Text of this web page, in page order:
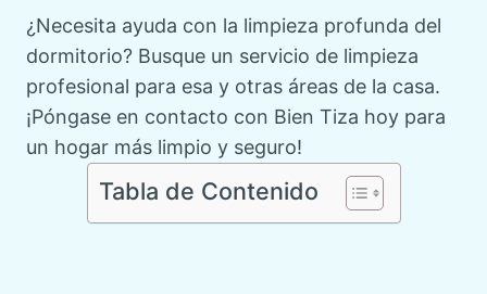
¿Necesita ayuda con la limpieza profunda del
dormitorio? Busque un servicio de limpieza
profesional para esa y otras áreas de la casa.
¡Póngase en contacto con Bien Tiza hoy para
un hogar más limpio y seguro!
Tabla de Contenido